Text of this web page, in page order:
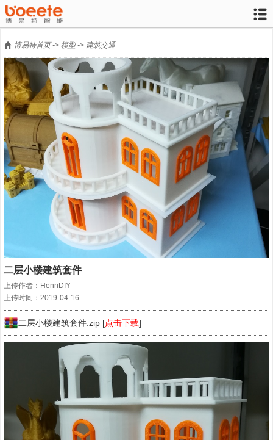

 博易特首页-> 模型-> 建筑交通
二层小楼建筑套件
上传作者：HenriDIY
上传时间：2019-04-16
二层小楼建筑套件.zip [点击下载]